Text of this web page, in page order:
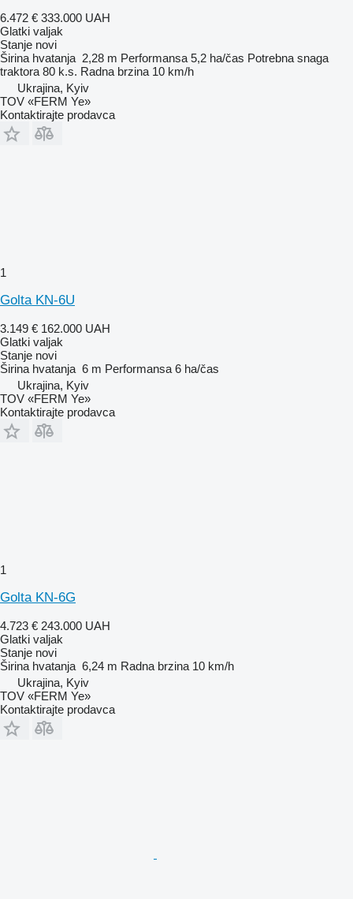
6.472 € 333.000 UAH
Glatki valjak
Stanje novi
Širina hvatanja 2,28 m Performansa 5,2 ha/čas Potrebna snaga
traktora 80 k.s. Radna brzina 10 km/h
Ukrajina, Kyiv
TOV «FERM Ye»
Kontaktirajte prodavca
1
Golta KN-6U
3.149 € 162.000 UAH
Glatki valjak
Stanje novi
Širina hvatanja 6 m Performansa 6 ha/čas
Ukrajina, Kyiv
TOV «FERM Ye»
Kontaktirajte prodavca
1
Golta KN-6G
4.723 € 243.000 UAH
Glatki valjak
Stanje novi
Širina hvatanja 6,24 m Radna brzina 10 km/h
Ukrajina, Kyiv
TOV «FERM Ye»
Kontaktirajte prodavca